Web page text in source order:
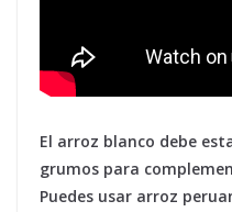
El arroz blanco debe
grumos para
Puedes usar arroz